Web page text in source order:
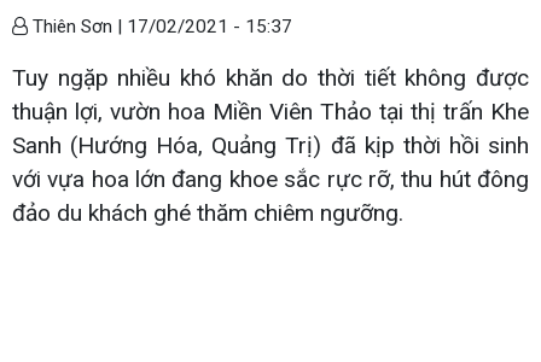
Thiên Sơn | 17/02/2021 - 15:37
Tuy ngặp nhiều khó khăn do thời tiết không được
thuận lợi, vườn hoa Miền Viên Thảo tại thị trấn Khe
Sanh (Hướng Hóa, Quảng Trị) đã kịp thời hồi sinh
với vựa hoa lớn đang khoe sắc rực rỡ, thu hút đông
đảo du khách ghé thăm chiêm ngưỡng.